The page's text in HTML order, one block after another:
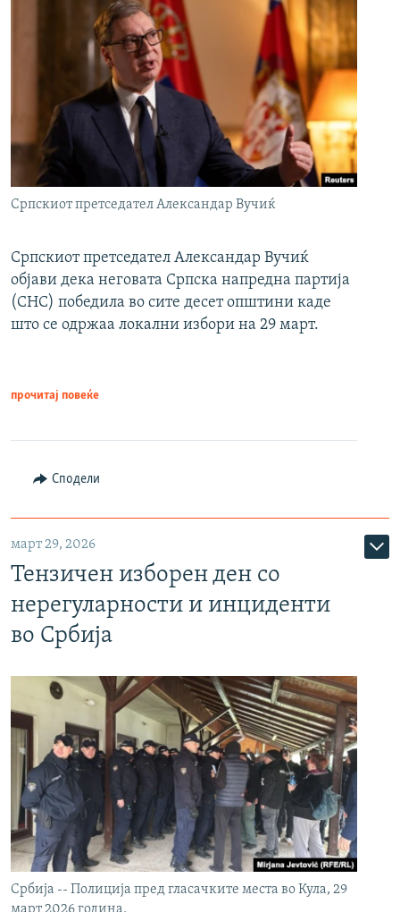
Српскиот претседател Александар Вучиќ
Српскиот претседател Александар Вучиќ
објави дека неговата Српска напредна партија
(СНС) победила во сите десет општини каде
што се одржаа локални избори на 29 март.
прочитај повеќе
Сподели
март 29, 2026
Тензичен изборен ден со
нерегуларности и инциденти
во Србија
Србија -- Полиција пред гласачките места во Кула, 29
март 2026 година.